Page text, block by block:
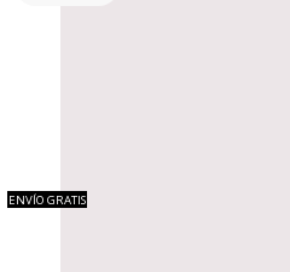
ENVÍO GRATIS